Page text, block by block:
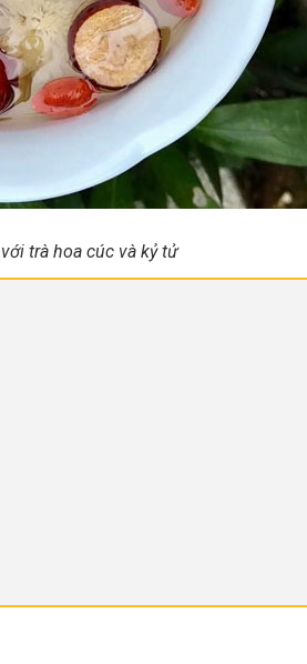
trà hoa cúc và kỷ tử